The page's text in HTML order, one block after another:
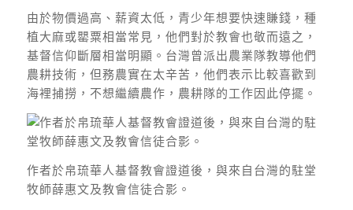
由於物價過高、薪資太低，青少年想要快速賺錢，種
植大麻或罌粟相當常見，他們對於教會也敬而遠之，
基督信仰斷層相當明顯。台灣曾派出農業隊教導他們
農耕技術，但務農實在太辛苦，他們表示比較喜歡到
海裡捕撈，不想繼續農作，農耕隊的工作因此停擺。​
作者於帛琉華人基督教會證道後，與來自台灣的駐堂
牧師薛惠文及教會信徒合影。